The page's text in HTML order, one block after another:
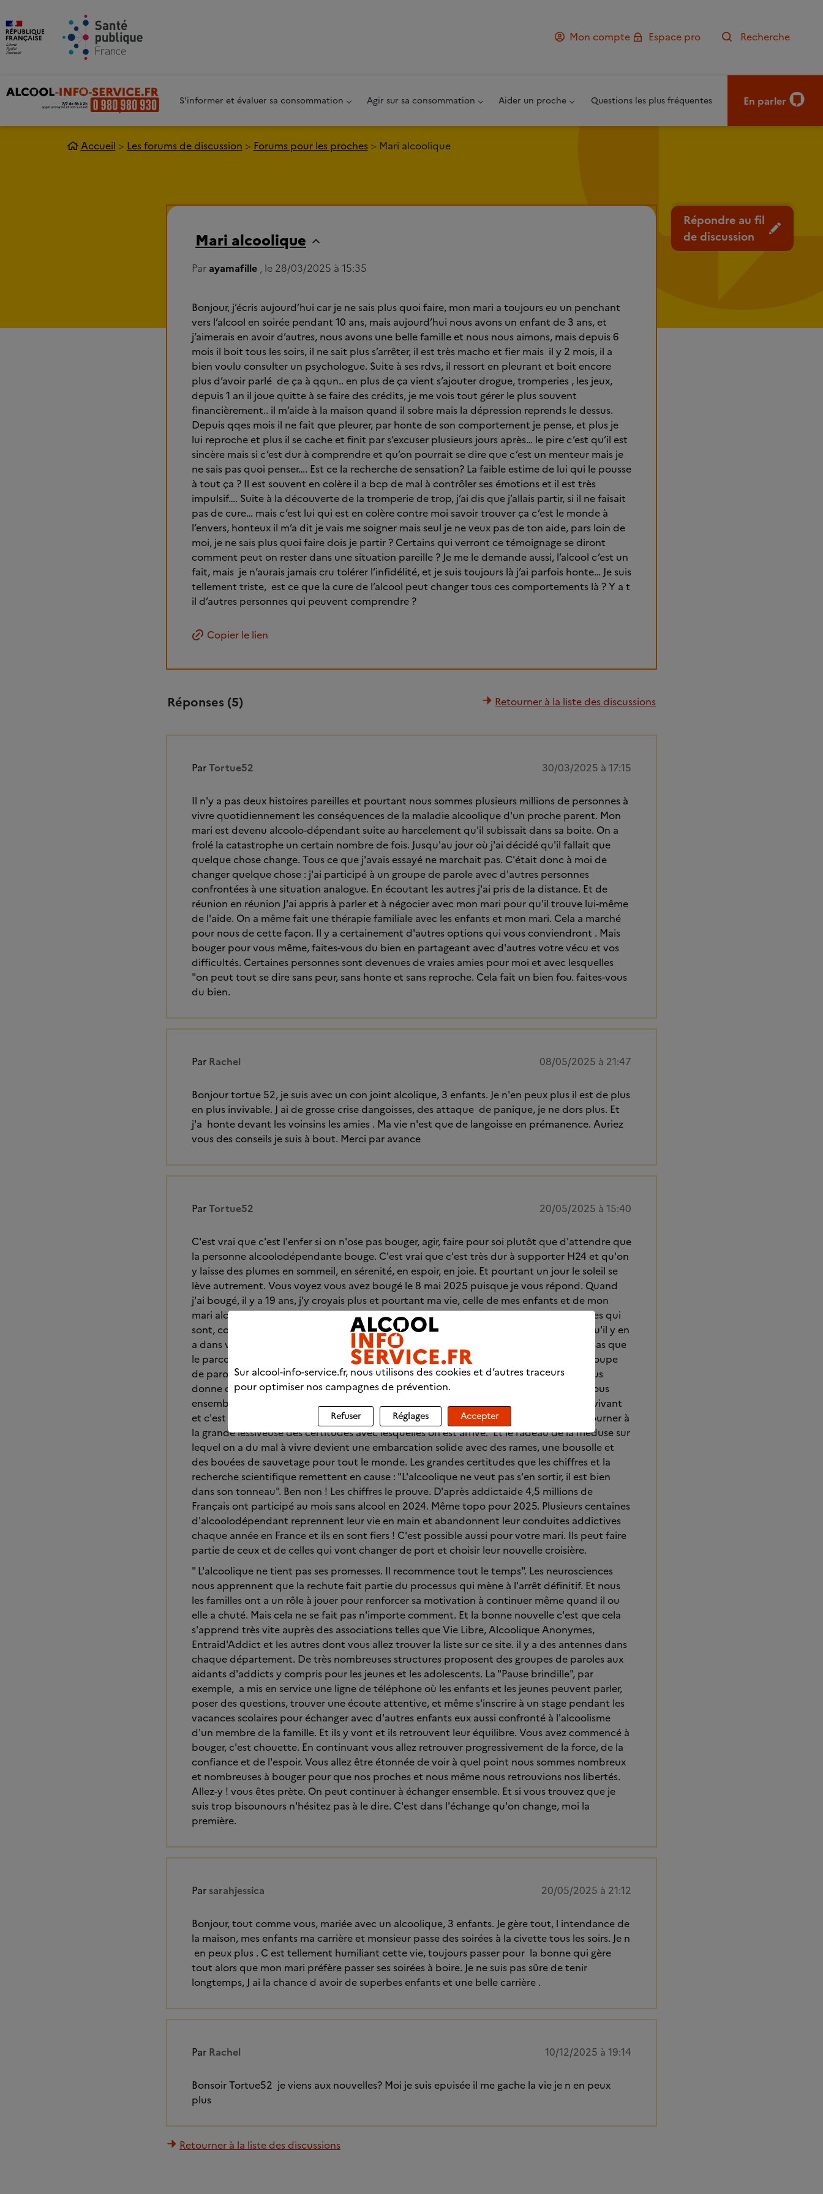
Mon compte
Espace pro Recherche
S'informer et évaluer sa consommation Agir sur sa consommation Aider un proche Questions les plus fréquentes En parler
Accueil Les forums de discussion Forums pour les proches Mari alcoolique
Répondre au fil
de discussion
Mari alcoolique
Par ayamafille , le 28/03/2025 à 15:35
Bonjour, j’écris aujourd’hui car je ne sais plus quoi faire, mon mari a toujours eu un penchant
vers l’alcool en soirée pendant 10 ans, mais aujourd’hui nous avons un enfant de 3 ans, et
j’aimerais en avoir d’autres, nous avons une belle famille et nous nous aimons, mais depuis 6
mois il boit tous les soirs, il ne sait plus s’arrêter, il est très macho et fier mais il y 2 mois, il a
bien voulu consulter un psychologue. Suite à ses rdvs, il ressort en pleurant et boit encore
plus d’avoir parlé de ça à qqun.. en plus de ça vient s’ajouter drogue, tromperies , les jeux,
depuis 1 an il joue quitte à se faire des crédits, je me vois tout gérer le plus souvent
financièrement.. il m’aide à la maison quand il sobre mais la dépression reprends le dessus.
Depuis qqes mois il ne fait que pleurer, par honte de son comportement je pense, et plus je
lui reproche et plus il se cache et finit par s’excuser plusieurs jours après… le pire c’est qu’il est
sincère mais si c’est dur à comprendre et qu’on pourrait se dire que c’est un menteur mais je
ne sais pas quoi penser…. Est ce la recherche de sensation? La faible estime de lui qui le pousse
à tout ça ? Il est souvent en colère il a bcp de mal à contrôler ses émotions et il est très
impulsif…. Suite à la découverte de la tromperie de trop, j’ai dis que j’allais partir, si il ne faisait
pas de cure… mais c’est lui qui est en colère contre moi savoir trouver ça c’est le monde à
l’envers, honteux il m’a dit je vais me soigner mais seul je ne veux pas de ton aide, pars loin de
moi, je ne sais plus quoi faire dois je partir ? Certains qui verront ce témoignage se diront
comment peut on rester dans une situation pareille ? Je me le demande aussi, l’alcool c’est un
fait, mais je n’aurais jamais cru tolérer l’infidélité, et je suis toujours là j’ai parfois honte… Je suis
tellement triste, est ce que la cure de l’alcool peut changer tous ces comportements là ? Y a t
il d’autres personnes qui peuvent comprendre ?
Copier le lien
Réponses (5) Retourner à la liste des discussions
ParTortue52 30/03/2025 à 17:15
Il n'y a pas deux histoires pareilles et pourtant nous sommes plusieurs millions de personnes à
vivre quotidiennement les conséquences de la maladie alcoolique d'un proche parent. Mon
mari est devenu alcoolo-dépendant suite au harcelement qu'il subissait dans sa boite. On a
frolé la catastrophe un certain nombre de fois. Jusqu'au jour où j'ai décidé qu'il fallait que
quelque chose change. Tous ce que j'avais essayé ne marchait pas. C'était donc à moi de
changer quelque chose : j'ai participé à un groupe de parole avec d'autres personnes
confrontées à une situation analogue. En écoutant les autres j'ai pris de la distance. Et de
réunion en réunion J'ai appris à parler et à négocier avec mon mari pour qu'il trouve lui-même
de l'aide. On a même fait une thérapie familiale avec les enfants et mon mari. Cela a marché
pour nous de cette façon. Il y a certainement d'autres options qui vous conviendront . Mais
bouger pour vous même, faites-vous du bien en partageant avec d'autres votre vécu et vos
difficultés. Certaines personnes sont devenues de vraies amies pour moi et avec lesquelles
"on peut tout se dire sans peur, sans honte et sans reproche. Cela fait un bien fou. faites-vous
du bien.
Par Rachel 08/05/2025 à 21:47
Bonjour tortue 52, je suis avec un con joint alcolique, 3 enfants. Je n'en peux plus il est de plus
en plus invivable. J ai de grosse crise dangoisses, des attaque de panique, je ne dors plus. Et
j'a honte devant les voinsins les amies . Ma vie n'est que de langoisse en prémanence. Auriez
vous des conseils je suis à bout. Merci par avance
ParTortue52 20/05/2025 à 15:40
C'est vrai que c'est l'enfer si on n'ose pas bouger, agir, faire pour soi plutôt que d'attendre que
la personne alcoolodépendante bouge. C'est vrai que c'est très dur à supporter H24 et qu'on
y laisse des plumes en sommeil, en sérenité, en espoir, en joie. Et pourtant un jour le soleil se
lève autrement. Vous voyez vous avez bougé le 8 mai 2025 puisque je vous répond. Quand
j'ai bougé, il y a 19 ans, j'y croyais plus et pourtant ma vie, celle de mes enfants et de mon
mari alcoolodépendant ont changé. Je suis partie à la rencontre des milliers d'anonymes qui
sont, comme nous, confrontés aux mêmes difficultés et qui bougent. Il est probable qu'il y en
a dans votre commune, dans votre quartier, et peut -être dans votre rue. Je ne savais pas que
le parcours serait aussi dingue quand j'ai commencé. Mais vous apercevoir lors d'un groupe
de parole que vous passer d'une vision tragique à une vision pragmatique et qu'on vous
donne des billes pour agir, c'est jouissif. De nous voir rire des situations douloureuses tous
ensemble cela soulage ! parce que passer des larmes au rire et du rire aux larmes c'est vivant
et c'est inspirant pour nous tous. Et quand on rentre chez soi, on se dit qu'on va y retourner à
la grande lessiveuse des certitudes avec lesquelles on est arrivé. Et le radeau de la méduse sur
lequel on a du mal à vivre devient une embarcation solide avec des rames, une bousolle et
des bouées de sauvetage pour tout le monde. Les grandes certitudes que les chiffres et la
recherche scientifique remettent en cause : "L'alcoolique ne veut pas s'en sortir, il est bien
dans son tonneau". Ben non ! Les chiffres le prouve. D'après addictaide 4,5 millions de
Français ont participé au mois sans alcool en 2024. Même topo pour 2025. Plusieurs centaines
d'alcoolodépendant reprennent leur vie en main et abandonnent leur conduites addictives
chaque année en France et ils en sont fiers ! C'est possible aussi pour votre mari. Ils peut faire
partie de ceux et de celles qui vont changer de port et choisir leur nouvelle croisière.
" L'alcoolique ne tient pas ses promesses. Il recommence tout le temps". Les neurosciences
nous apprennent que la rechute fait partie du processus qui mène à l'arrêt définitif. Et nous
les familles ont a un rôle à jouer pour renforcer sa motivation à continuer même quand il ou
elle a chuté. Mais cela ne se fait pas n'importe comment. Et la bonne nouvelle c'est que cela
s'apprend très vite auprès des associations telles que Vie Libre, Alcoolique Anonymes,
Entraid'Addict et les autres dont vous allez trouver la liste sur ce site. il y a des antennes dans
chaque département. De très nombreuses structures proposent des groupes de paroles aux
aidants d'addicts y compris pour les jeunes et les adolescents. La "Pause brindille", par
exemple, a mis en service une ligne de téléphone où les enfants et les jeunes peuvent parler,
poser des questions, trouver une écoute attentive, et même s'inscrire à un stage pendant les
vacances scolaires pour échanger avec d'autres enfants eux aussi confronté à l'alcoolisme
d'un membre de la famille. Et ils y vont et ils retrouvent leur équilibre. Vous avez commencé à
bouger, c'est chouette. En continuant vous allez retrouver progressivement de la force, de la
confiance et de l'espoir. Vous allez être étonnée de voir à quel point nous sommes nombreux
et nombreuses à bouger pour que nos proches et nous même nous retrouvions nos libertés.
Allez-y ! vous êtes prète. On peut continuer à échanger ensemble. Et si vous trouvez que je
suis trop bisounours n'hésitez pas à le dire. C'est dans l'échange qu'on change, moi la
première.
Par sarahjessica 20/05/2025 à 21:12
Bonjour, tout comme vous, mariée avec un alcoolique, 3 enfants. Je gère tout, l intendance de
la maison, mes enfants ma carrière et monsieur passe des soirées à la civette tous les soirs. Je n
en peux plus . C est tellement humiliant cette vie, toujours passer pour la bonne qui gère
tout alors que mon mari préfère passer ses soirées à boire. Je ne suis pas sûre de tenir
longtemps, J ai la chance d avoir de superbes enfants et une belle carrière .
Par Rachel 10/12/2025 à 19:14
Bonsoir Tortue52 je viens aux nouvelles? Moi je suis epuisée il me gache la vie je n en peux
plus
Retourner à la liste des discussions
Sur alcool-info-service.fr, nous utilisons des cookies et d’autres traceurs
pour optimiser nos campagnes de prévention.
Refuser Réglages Accepter